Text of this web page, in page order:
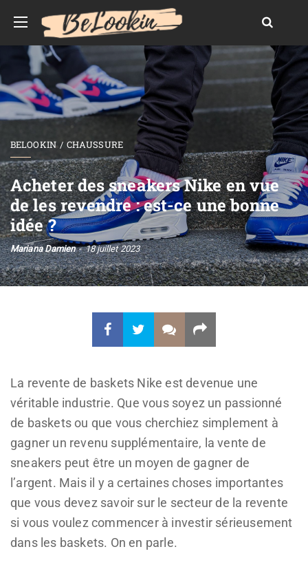
BELOOKIN CHAUSSURE
Acheter des sneakers Nike en vue
de les revendre : est-ce une bonne
idée ?
Mariana Damien 18 juillet 2023
La revente de baskets Nike est devenue une
véritable industrie. Que vous soyez un passionné
de baskets ou que vous cherchiez simplement à
gagner un revenu supplémentaire, la vente de
sneakers peut être un moyen de gagner de
l’argent. Mais il y a certaines choses importantes
que vous devez savoir sur le secteur de la revente
si vous voulez commencer à investir sérieusement
dans les baskets. On en parle.